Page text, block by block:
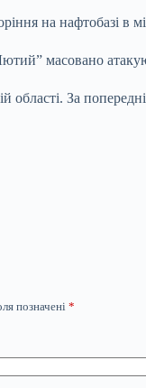
на нафтобазі в
масовано
області. За
позначені *